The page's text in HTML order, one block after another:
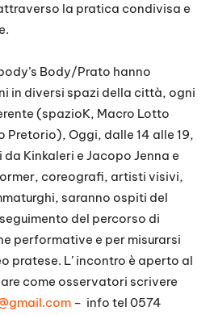
la pratica condivisa e
Body/Prato hanno
in diversi spazi della città, ogni
(spazioK, Macro Lotto
Pretorio), Oggi, dalle 14 alle 19,
Kinkaleri e Jacopo Jenna e
coreografi, artisti visivi,
saranno ospiti del
del percorso di
performative e per misurarsi
pratese. L’ incontro è aperto al
come osservatori scrivere
– info tel 0574